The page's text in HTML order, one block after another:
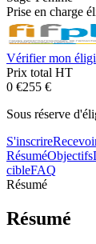
Prise en charge
Vérifier mon
Prix total HT
0 €255 €
Sous réserve
S'inscrire
RésuméObjectifs
cibleFAQ
Résumé
Résumé